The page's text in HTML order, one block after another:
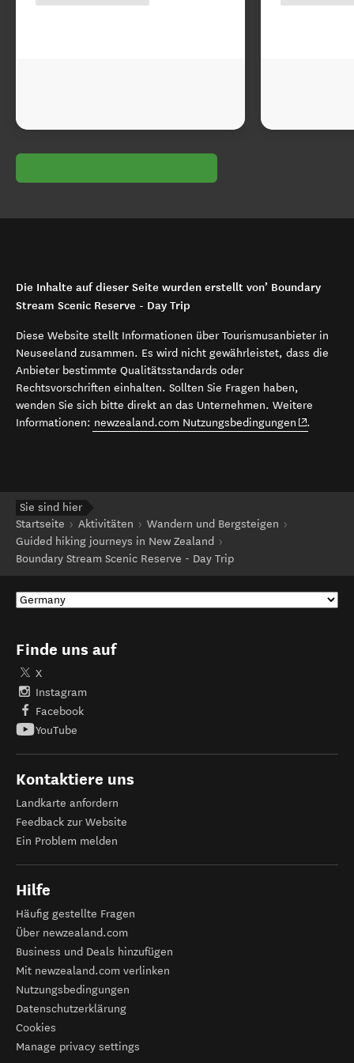
Die Inhalte auf dieser Seite wurden erstellt von’ Boundary
Stream Scenic Reserve - Day Trip
Diese Website stellt Informationen über Tourismusanbieter in
Neuseeland zusammen. Es wird nicht gewährleistet, dass die
Anbieter bestimmte Qualitätsstandards oder
Rechtsvorschriften einhalten. Sollten Sie Fragen haben,
wenden Sie sich bitte direkt an das Unternehmen. Weitere
Informationen: newzealand.com Nutzungsbedingungen (opens in
.
Sie sind hier
Startseite
Aktivitäten
Wandern und Bergsteigen
Guided hiking journeys in New Zealand
Boundary Stream Scenic Reserve - Day Trip
Finde uns auf
X
Instagram
Facebook
YouTube
Kontaktiere uns
Landkarte anfordern
Feedback zur Website
Ein Problem melden
Hilfe
Häufig gestellte Fragen
Über newzealand.com
Business und Deals hinzufügen
Mit newzealand.com verlinken
Nutzungsbedingungen
Datenschutzerklärung
Cookies
Manage privacy settings